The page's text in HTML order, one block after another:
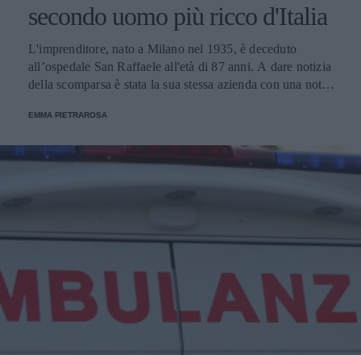
secondo uomo più ricco d'Italia
L'imprenditore, nato a Milano nel 1935, è deceduto
all’ospedale San Raffaele all'età di 87 anni. A dare notizia
della scomparsa è stata la sua stessa azienda con una nota
famiglia e a tutta la comunità di dipendenti nel mondo per
EMMA PIETRAROSA